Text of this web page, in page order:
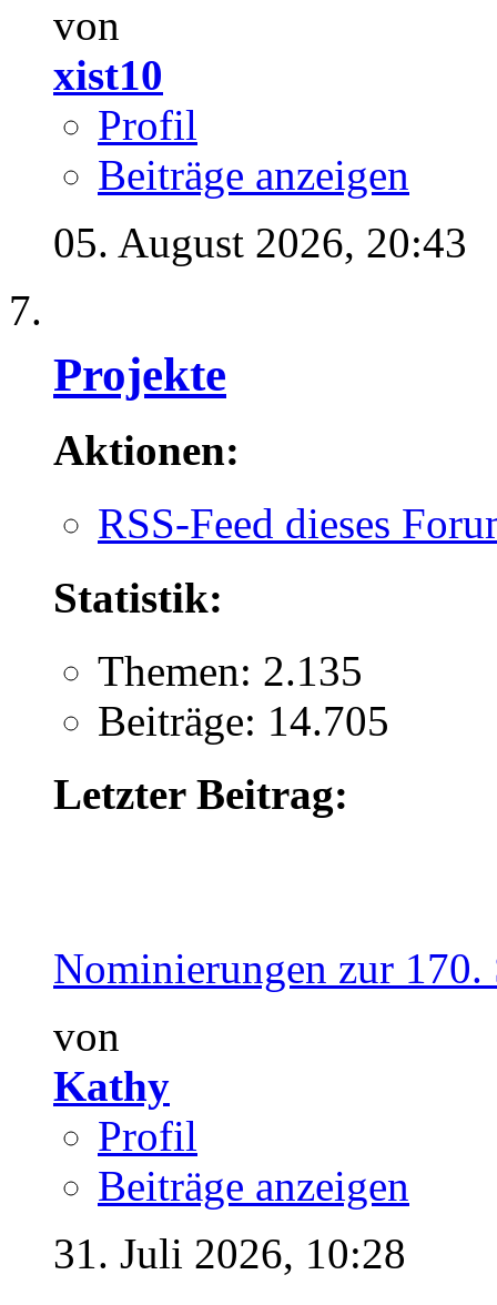
von
xist10
Profil
Beiträge anzeigen
05. August 2026, 20:43
Projekte
Aktionen:
RSS-Feed dieses
Statistik:
Themen: 2.135
Beiträge: 14.705
Letzter Beitrag:
Nominierungen zur 170.
von
Kathy
Profil
Beiträge anzeigen
31. Juli 2026, 10:28